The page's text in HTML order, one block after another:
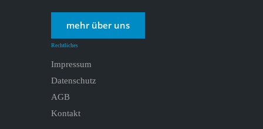
mehr über uns
Rechtliches
Impressum
Datenschutz
AGB
Kontakt